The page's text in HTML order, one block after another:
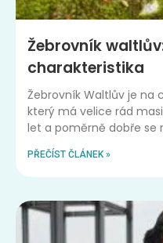
Žebrovník
charakteristika
Žebrovník Waltlův je na
který má velice rád
let a poměrně dobře se
PŘEČÍST ČLÁNEK »